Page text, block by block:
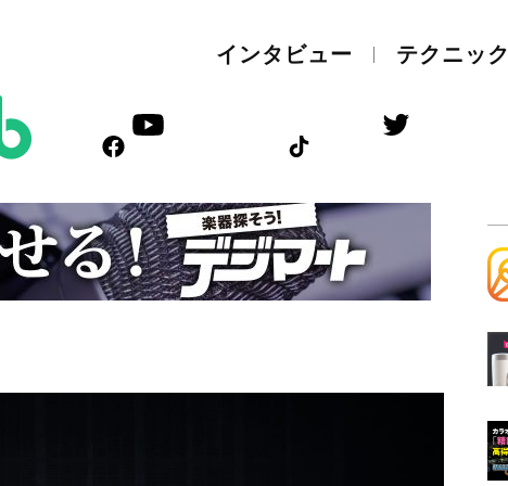
インタビュー テクニック